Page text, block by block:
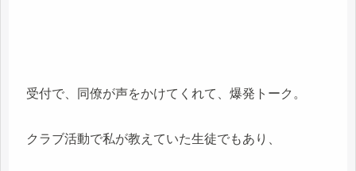
受付で、同僚が声をかけてくれて、爆発トーク。
クラブ活動で私が教えていた生徒でもあり、